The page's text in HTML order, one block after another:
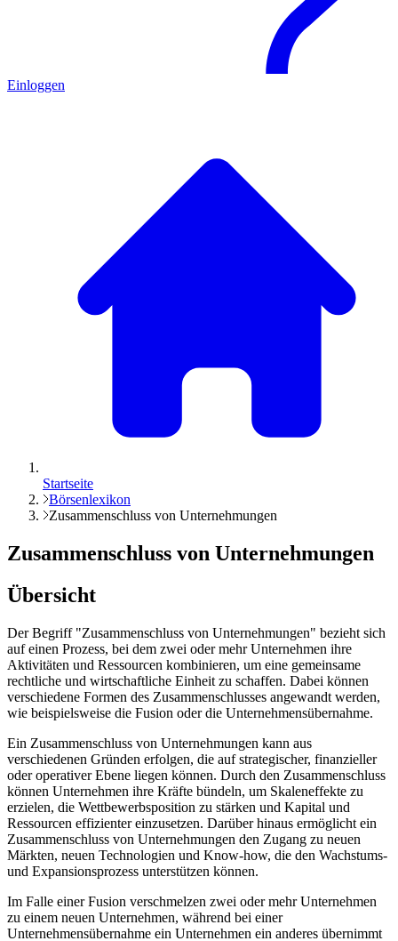
Einloggen
Startseite
Börsenlexikon
Zusammenschluss von Unternehmungen
Zusammenschluss von Unternehmungen
Übersicht
Der Begriff "Zusammenschluss von Unternehmungen" bezieht sich
auf einen Prozess, bei dem zwei oder mehr Unternehmen ihre
Aktivitäten und Ressourcen kombinieren, um eine gemeinsame
rechtliche und wirtschaftliche Einheit zu schaffen. Dabei können
verschiedene Formen des Zusammenschlusses angewandt werden,
wie beispielsweise die Fusion oder die Unternehmensübernahme.
Ein Zusammenschluss von Unternehmungen kann aus
verschiedenen Gründen erfolgen, die auf strategischer, finanzieller
oder operativer Ebene liegen können. Durch den Zusammenschluss
können Unternehmen ihre Kräfte bündeln, um Skaleneffekte zu
erzielen, die Wettbewerbsposition zu stärken und Kapital und
Ressourcen effizienter einzusetzen. Darüber hinaus ermöglicht ein
Zusammenschluss von Unternehmungen den Zugang zu neuen
Märkten, neuen Technologien und Know-how, die den Wachstums-
und Expansionsprozess unterstützen können.
Im Falle einer Fusion verschmelzen zwei oder mehr Unternehmen
zu einem neuen Unternehmen, während bei einer
Unternehmensübernahme ein Unternehmen ein anderes übernimmt